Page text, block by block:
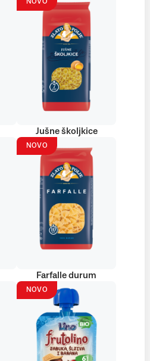
NOVO
Jušne školjkice
NOVO
Farfalle durum
NOVO